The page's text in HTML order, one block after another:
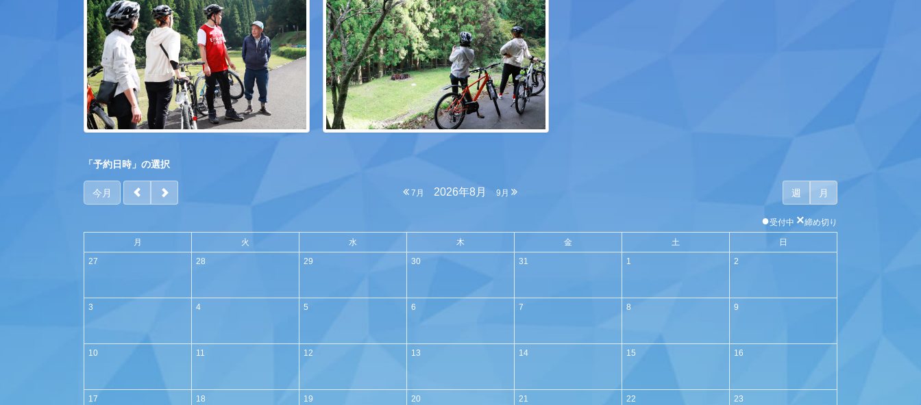
「予約日時」の選択
今月 7月 2026年8月 9月 週 月
●受付中 ×締め切り
月 火 水 木 金 土
日
27
28 29 30 31 1 2
3 4 5 6 7 8 9
10 11 12 13 14 15 16
17 18 19 20 21 22 23